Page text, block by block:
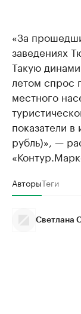
«За
заведениях
Такую
летом спрос
местного
показатели
рубль)», —
АвторыТеги
Светлана